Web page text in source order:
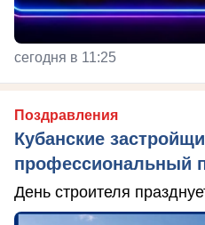
сегодня в 11:25
Поздравления
Кубанские
профессиональный
День строителя